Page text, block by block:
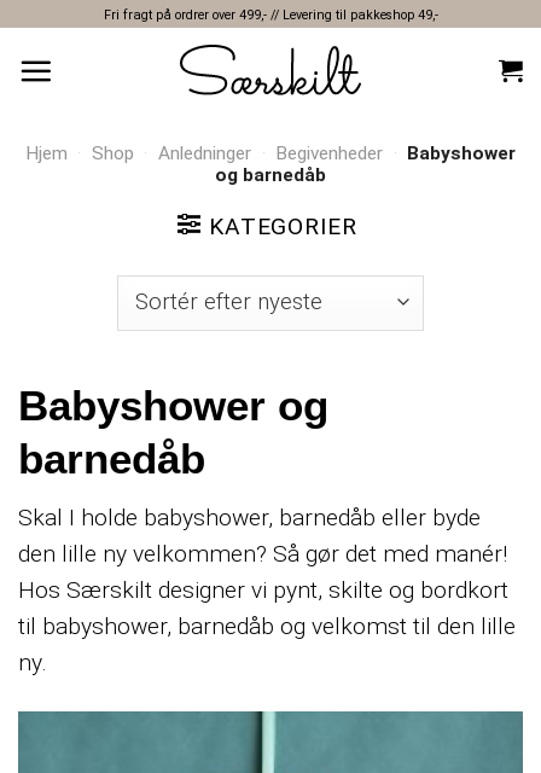
content
Fri fragt på ordrer over 499,- // Levering til pakkeshop 49,-
Hjem · Shop · Anledninger · Begivenheder · Babyshower
og barnedåb
KATEGORIER
Babyshower og
barnedåb
Skal I holde babyshower, barnedåb eller byde
den lille ny velkommen? Så gør det med manér!
Hos Særskilt designer vi pynt, skilte og bordkort
til babyshower, barnedåb og velkomst til den lille
ny.